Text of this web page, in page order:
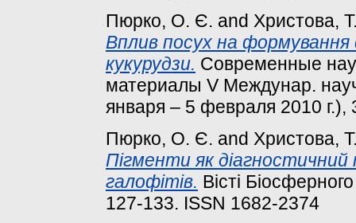
Пюрко, О. Є. and Христова,
Вплив посух на
кукурудзи. Современные
материалы V Междунар.
января – 5 февраля 2010 г.),
Пюрко, О. Є. and Христова,
Пігменти як
галофітів. Вісті
127-133. ISSN 1682-2374